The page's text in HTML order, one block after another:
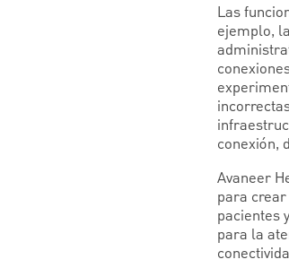
Las
ejemplo,
conexión,
Avaneer
para
pacientes
para la